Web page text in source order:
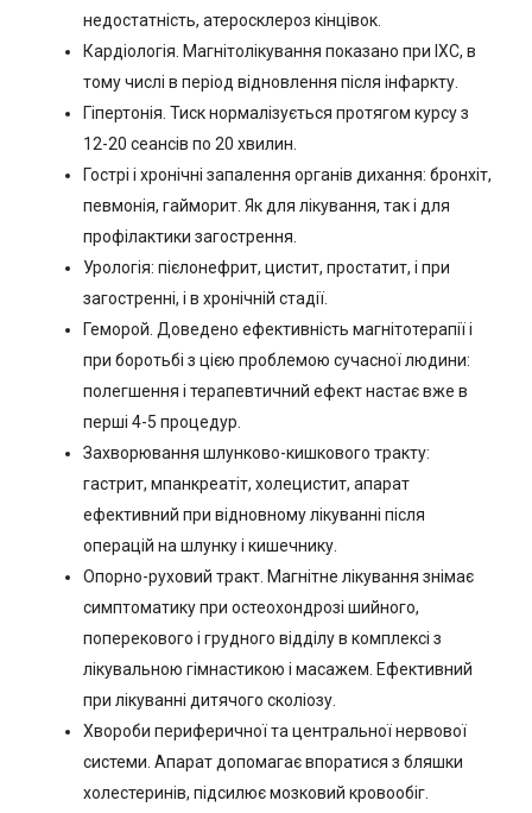
недостатність, атеросклероз кінцівок.
Кардіологія. Магнітолікування показано при ІХС, в
тому числі в період відновлення після інфаркту.
Гіпертонія. Тиск нормалізується протягом курсу з
12-20 сеансів по 20 хвилин.
Гострі і хронічні запалення органів дихання: бронхіт,
певмонія, гайморит. Як для лікування, так і для
профілактики загострення.
Урологія: пієлонефрит, цистит, простатит, і при
загостренні, і в хронічній стадії.
Геморой. Доведено ефективність магнітотерапії і
при боротьбі з цією проблемою сучасної людини:
полегшення і терапевтичний ефект настає вже в
перші 4-5 процедур.
Захворювання шлунково-кишкового тракту:
гастрит, мпанкреатіт, холецистит, апарат
ефективний при відновному лікуванні після
операцій на шлунку і кишечнику.
Опорно-руховий тракт. Магнітне лікування знімає
симптоматику при остеохондрозі шийного,
поперекового і грудного відділу в комплексі з
лікувальною гімнастикою і масажем. Ефективний
при лікуванні дитячого сколіозу.
Хвороби периферичної та центральної нервової
системи. Апарат допомагає впоратися з бляшки
холестеринів, підсилює мозковий кровообіг.